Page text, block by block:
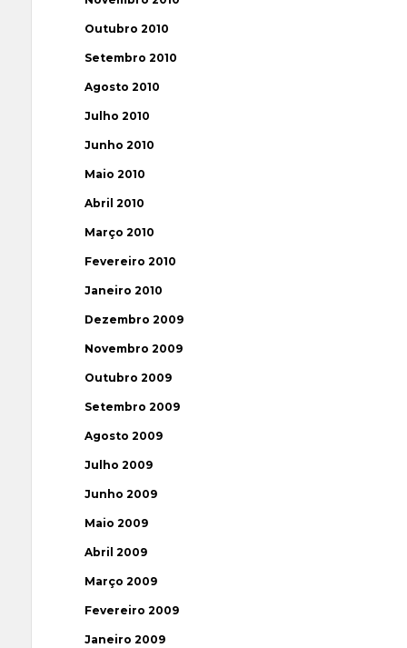
Outubro 2010
Setembro 2010
Agosto 2010
Julho 2010
Junho 2010
Maio 2010
Abril 2010
Março 2010
Fevereiro 2010
Janeiro 2010
Dezembro 2009
Novembro 2009
Outubro 2009
Setembro 2009
Agosto 2009
Julho 2009
Junho 2009
Maio 2009
Abril 2009
Março 2009
Fevereiro 2009
Janeiro 2009